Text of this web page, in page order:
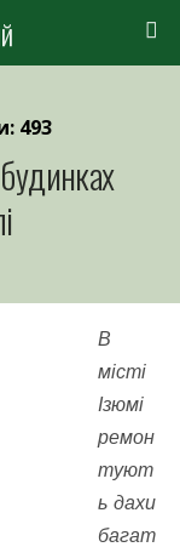
493
В
місті
Ізюмі
ремон
туют
ь дахи
багат